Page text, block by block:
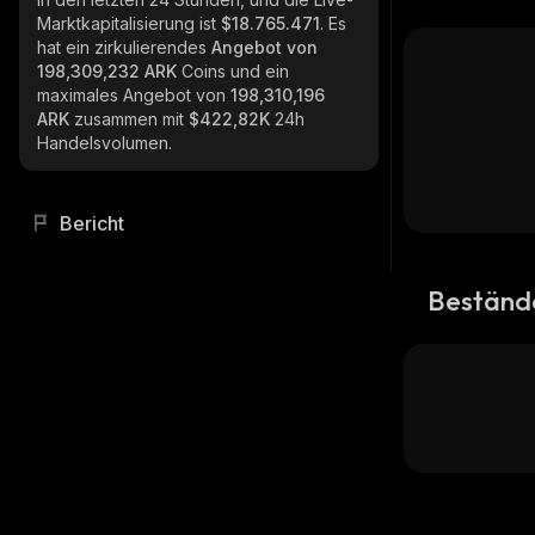
Marktkapitalisierung ist $18.765.471. Es
hat ein zirkulierendes Angebot von
198,309,232 ARK Coins und ein
maximales Angebot von 198,310,196
ARK zusammen mit $422,82K 24h
Handelsvolumen.
Bericht